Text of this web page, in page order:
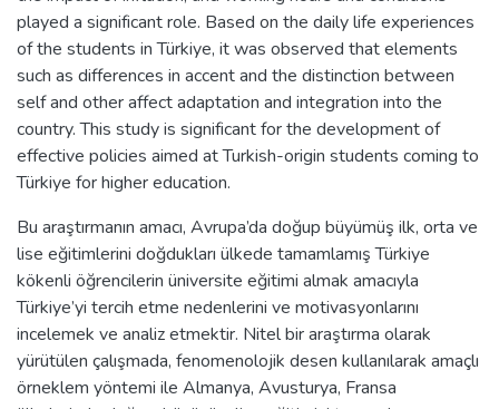
played a significant role. Based on the daily life experiences
of the students in Türkiye, it was observed that elements
such as differences in accent and the distinction between
self and other affect adaptation and integration into the
country. This study is significant for the development of
effective policies aimed at Turkish-origin students coming to
Türkiye for higher education.
Bu araştırmanın amacı, Avrupa’da doğup büyümüş ilk, orta ve
lise eğitimlerini doğdukları ülkede tamamlamış Türkiye
kökenli öğrencilerin üniversite eğitimi almak amacıyla
Türkiye’yi tercih etme nedenlerini ve motivasyonlarını
incelemek ve analiz etmektir. Nitel bir araştırma olarak
yürütülen çalışmada, fenomenolojik desen kullanılarak amaçlı
örneklem yöntemi ile Almanya, Avusturya, Fransa